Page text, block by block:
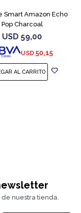
Smart Amazon Echo
Pop Charcoal
USD 59,00
USD 50,15
nuestra tienda.